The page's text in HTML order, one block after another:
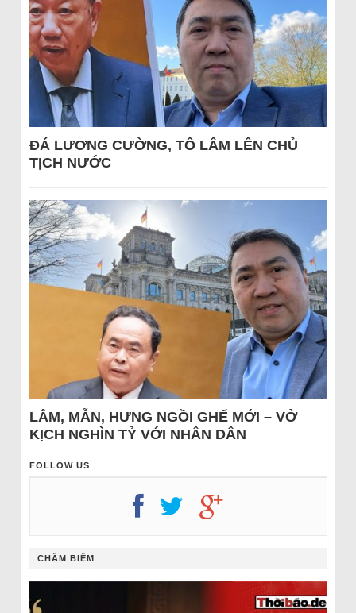
ĐÁ LƯƠNG CƯỜNG, TÔ LÂM LÊN CHỦ
TỊCH NƯỚC
LÂM, MẪN, HƯNG NGỒI GHẾ MỚI – VỞ
KỊCH NGHÌN TỶ VỚI NHÂN DÂN
FOLLOW US
CHÂM BIẾM